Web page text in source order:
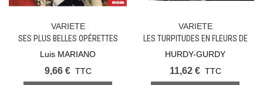
VARIETE
SES PLUS BELLES OPÉRETTES
Luis MARIANO
9,66 € TTC
VARIETE
LES TURPITUDES EN FLEURS DE
SCARLATINE WEPLER
HURDY-GURDY
11,62 € TTC